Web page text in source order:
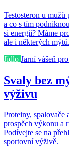
Testosteron u
a co s tím
si energii? Máme
ale i některých mýtů.
Jídlo Jarní vášeň
Svaly bez
výživu
Proteiny, spalovače
prospěch výkonu a
Podívejte se na
sportovní výživě.